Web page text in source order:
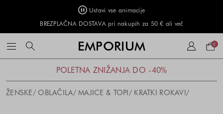
Ustavi vse animacije
BREZPLAČNA DOSTAVA pri nakupih za 50 € ali več
EMPORIUM 0
POLETNA ZNIŽANJA DO -40%
ŽENSKE OBLAČILA MAJICE & TOPI KRATKI ROKAVI